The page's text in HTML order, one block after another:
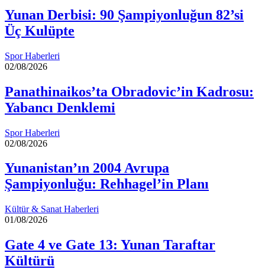
Yunan Derbisi: 90 Şampiyonluğun 82’si
Üç Kulüpte
Spor Haberleri
02/08/2026
Panathinaikos’ta Obradovic’in Kadrosu:
Yabancı Denklemi
Spor Haberleri
02/08/2026
Yunanistan’ın 2004 Avrupa
Şampiyonluğu: Rehhagel’in Planı
Kültür & Sanat Haberleri
01/08/2026
Gate 4 ve Gate 13: Yunan Taraftar
Kültürü